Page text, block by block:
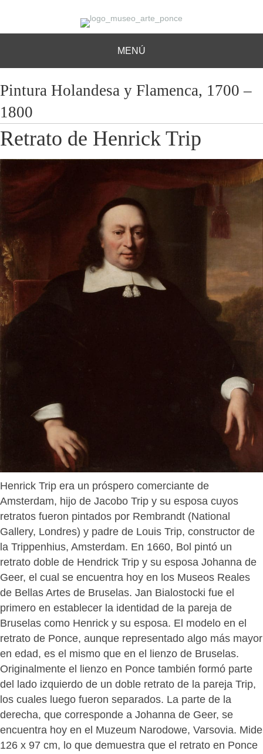
MENÚ
Pintura Holandesa y Flamenca, 1700 –
1800
Retrato de Henrick Trip
Henrick Trip era un próspero comerciante de
Amsterdam, hijo de Jacobo Trip y su esposa cuyos
retratos fueron pintados por Rembrandt (National
Gallery, Londres) y padre de Louis Trip, constructor de
la Trippenhius, Amsterdam. En 1660, Bol pintó un
retrato doble de Hendrick Trip y su esposa Johanna de
Geer, el cual se encuentra hoy en los Museos Reales
de Bellas Artes de Bruselas. Jan Bialostocki fue el
primero en establecer la identidad de la pareja de
Bruselas como Henrick y su esposa. El modelo en el
retrato de Ponce, aunque representado algo más mayor
en edad, es el mismo que en el lienzo de Bruselas.
Originalmente el lienzo en Ponce también formó parte
del lado izquierdo de un doble retrato de la pareja Trip,
los cuales luego fueron separados. La parte de la
derecha, que corresponde a Johanna de Geer, se
encuentra hoy en el Muzeum Narodowe, Varsovia. Mide
126 x 97 cm, lo que demuestra que el retrato en Ponce